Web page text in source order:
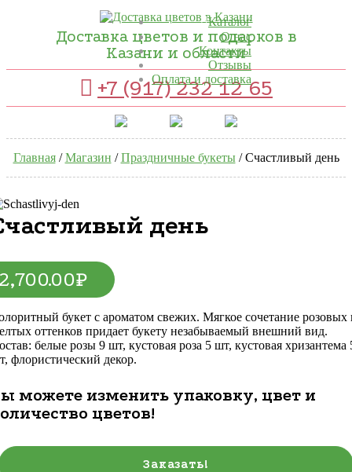
Доставка цветов и подарков в
Казани и области
+7 (917) 232 12 65
Каталог
О нас
Контакты
Отзывы
Оплата и доставка
Главная/Магазин /Праздничные букеты/ Счастливый день
день
₽
букет с ароматом свежих. Мягкое сочетание розовых
оттенков придает букету незабываемый внешний вид.
белые розы 9 шт, кустовая роза 5 шт, кустовая хризантема
флористический декор.
можете изменить упаковку, цвет и
цветов!
Заказать!